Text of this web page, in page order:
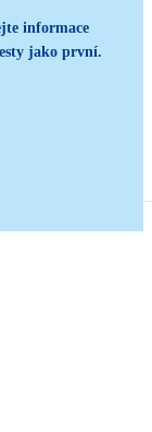
informace
jako první.